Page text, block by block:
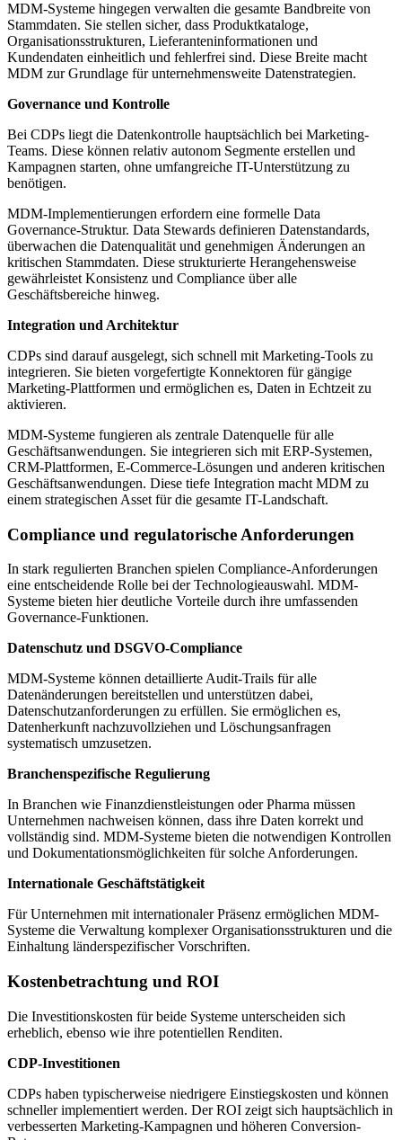
MDM-Systeme hingegen verwalten die gesamte Bandbreite von
Stammdaten. Sie stellen sicher, dass Produktkataloge,
Organisationsstrukturen, Lieferanteninformationen und
Kundendaten einheitlich und fehlerfrei sind. Diese Breite macht
MDM zur Grundlage für unternehmensweite Datenstrategien.
Governance und Kontrolle
Bei CDPs liegt die Datenkontrolle hauptsächlich bei Marketing-
Teams. Diese können relativ autonom Segmente erstellen und
Kampagnen starten, ohne umfangreiche IT-Unterstützung zu
benötigen.
MDM-Implementierungen erfordern eine formelle Data
Governance-Struktur. Data Stewards definieren Datenstandards,
überwachen die Datenqualität und genehmigen Änderungen an
kritischen Stammdaten. Diese strukturierte Herangehensweise
gewährleistet Konsistenz und Compliance über alle
Geschäftsbereiche hinweg.
Integration und Architektur
CDPs sind darauf ausgelegt, sich schnell mit Marketing-Tools zu
integrieren. Sie bieten vorgefertigte Konnektoren für gängige
Marketing-Plattformen und ermöglichen es, Daten in Echtzeit zu
aktivieren.
MDM-Systeme fungieren als zentrale Datenquelle für alle
Geschäftsanwendungen. Sie integrieren sich mit ERP-Systemen,
CRM-Plattformen, E-Commerce-Lösungen und anderen kritischen
Geschäftsanwendungen. Diese tiefe Integration macht MDM zu
einem strategischen Asset für die gesamte IT-Landschaft.
Compliance und regulatorische Anforderungen
In stark regulierten Branchen spielen Compliance-Anforderungen
eine entscheidende Rolle bei der Technologieauswahl. MDM-
Systeme bieten hier deutliche Vorteile durch ihre umfassenden
Governance-Funktionen.
Datenschutz und DSGVO-Compliance
MDM-Systeme können detaillierte Audit-Trails für alle
Datenänderungen bereitstellen und unterstützen dabei,
Datenschutzanforderungen zu erfüllen. Sie ermöglichen es,
Datenherkunft nachzuvollziehen und Löschungsanfragen
systematisch umzusetzen.
Branchenspezifische Regulierung
In Branchen wie Finanzdienstleistungen oder Pharma müssen
Unternehmen nachweisen können, dass ihre Daten korrekt und
vollständig sind. MDM-Systeme bieten die notwendigen Kontrollen
und Dokumentationsmöglichkeiten für solche Anforderungen.
Internationale Geschäftstätigkeit
Für Unternehmen mit internationaler Präsenz ermöglichen MDM-
Systeme die Verwaltung komplexer Organisationsstrukturen und die
Einhaltung länderspezifischer Vorschriften.
Kostenbetrachtung und ROI
Die Investitionskosten für beide Systeme unterscheiden sich
erheblich, ebenso wie ihre potentiellen Renditen.
CDP-Investitionen
CDPs haben typischerweise niedrigere Einstiegskosten und können
schneller implementiert werden. Der ROI zeigt sich hauptsächlich in
verbesserten Marketing-Kampagnen und höheren Conversion-